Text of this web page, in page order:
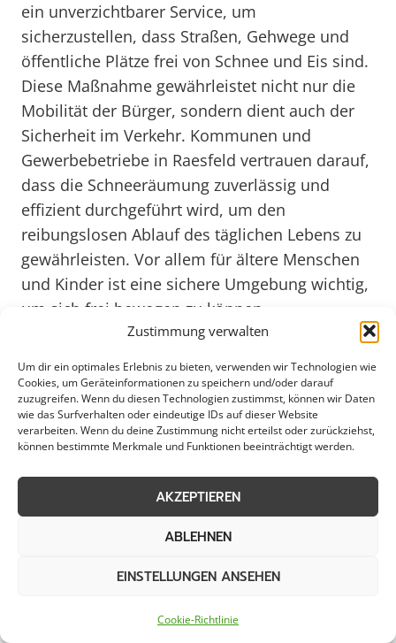
Zustimmung verwalten
Um dir ein optimales Erlebnis zu bieten, verwenden wir Technologien wie
Cookies, um Geräteinformationen zu speichern und/oder darauf
zuzugreifen. Wenn du diesen Technologien zustimmst, können wir Daten
wie das Surfverhalten oder eindeutige IDs auf dieser Website
verarbeiten. Wenn du deine Zustimmung nicht erteilst oder zurückziehst,
können bestimmte Merkmale und Funktionen beeinträchtigt werden.
AKZEPTIEREN
ABLEHNEN
EINSTELLUNGEN ANSEHEN
Cookie-Richtlinie
ein unverzichtbarer Service, um
sicherzustellen, dass Straßen, Gehwege und
öffentliche Plätze frei von Schnee und Eis sind.
Diese Maßnahme gewährleistet nicht nur die
Mobilität der Bürger, sondern dient auch der
Sicherheit im Verkehr. Kommunen und
Gewerbebetriebe in Raesfeld vertrauen darauf,
dass die Schneeräumung zuverlässig und
effizient durchgeführt wird, um den
reibungslosen Ablauf des täglichen Lebens zu
gewährleisten. Vor allem für ältere Menschen
und Kinder ist eine sichere Umgebung wichtig,
um sich frei bewegen zu können.
Die professionelle Schneeräumung in Raesfeld
umfasst nicht nur das einfache Schaufeln von
Schnee, sondern beinhaltet auch das Streuen
von Salz oder Split, um rutschige Oberflächen
Schneeräumung in Raesfeld effektiver
gestaltet, was Zeit und Kosten spart. Im
Umweltstandards werden umweltfreundliche